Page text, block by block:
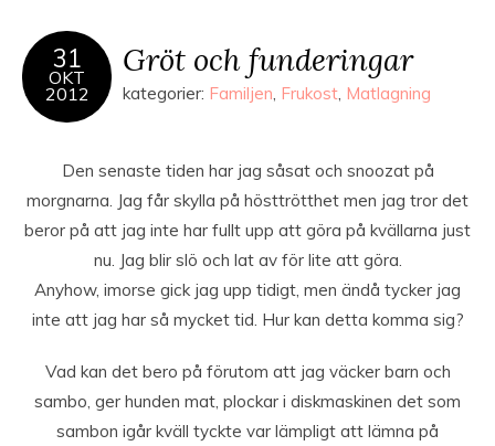
31
OKT
2012
Gröt och funderingar
kategorier: Familjen, Frukost, Matlagning
Den senaste tiden har jag såsat och snoozat på
morgnarna. Jag får skylla på hösttrötthet men jag tror det
beror på att jag inte har fullt upp att göra på kvällarna just
nu. Jag blir slö och lat av för lite att göra.
Anyhow, imorse gick jag upp tidigt, men ändå tycker jag
inte att jag har så mycket tid. Hur kan detta komma sig?
Vad kan det bero på förutom att jag väcker barn och
sambo, ger hunden mat, plockar i diskmaskinen det som
sambon igår kväll tyckte var lämpligt att lämna på